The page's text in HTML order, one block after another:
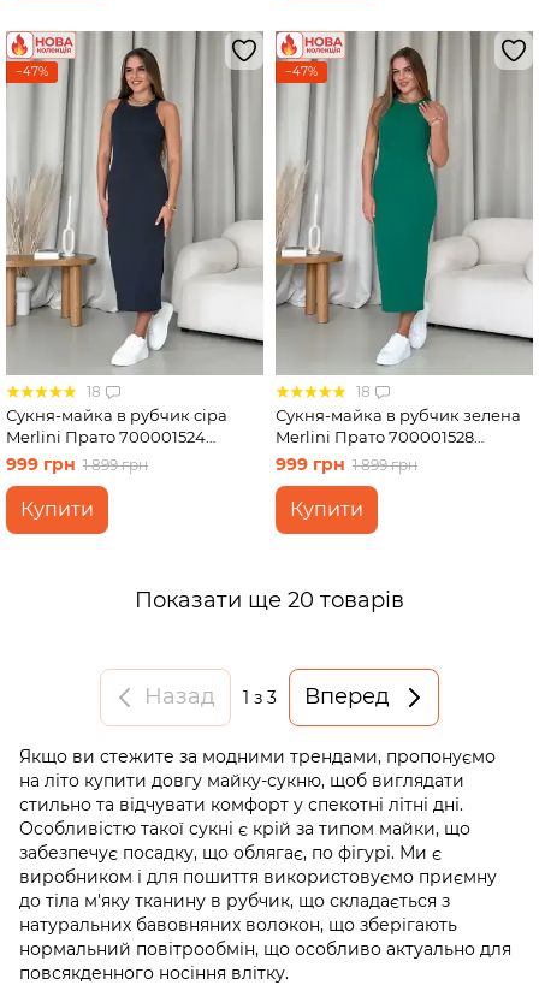
−47%
18
Сукня-майка в рубчик сіра
Merlini Прато 700001524
розмір L-XL
999 грн 1 899 грн
Купити
−47%
18
Сукня-майка в рубчик зелена
Merlini Прато 700001528
розмір S-M
999 грн 1 899 грн
Купити
Показати ще 20 товарів
Назад 1 з 3 Вперед
Якщо ви стежите за модними трендами, пропонуємо
на літо купити довгу майку-сукню, щоб виглядати
стильно та відчувати комфорт у спекотні літні дні.
Особливістю такої сукні є крій за типом майки, що
забезпечує посадку, що облягає, по фігурі. Ми є
виробником і для пошиття використовуємо приємну
до тіла м'яку тканину в рубчик, що складається з
натуральних бавовняних волокон, що зберігають
нормальний повітрообмін, що особливо актуально для
повсякденного носіння влітку.